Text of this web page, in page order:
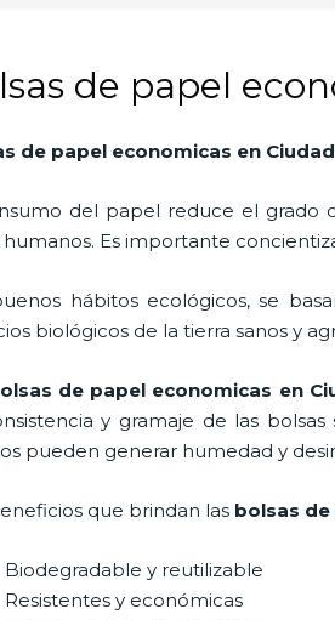
de papel
de papel economicas en
del papel reduce el grado
humanos. Es importante
hábitos ecológicos, se
biológicos de la tierra sanos y
de papel economicas en
y gramaje de las
pueden generar humedad y
que brindan las bolsas de
Biodegradable y reutilizable
Resistentes y económicas